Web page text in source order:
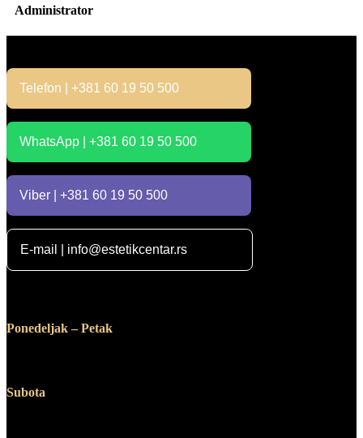
Administrator
Telefon | +381 60 19 50 500
WhatsApp | +381 60 19 50 500
Viber | +381 60 19 50 500
E-mail | info@estetikcentar.rs
Ponedeljak – Petak
Subota